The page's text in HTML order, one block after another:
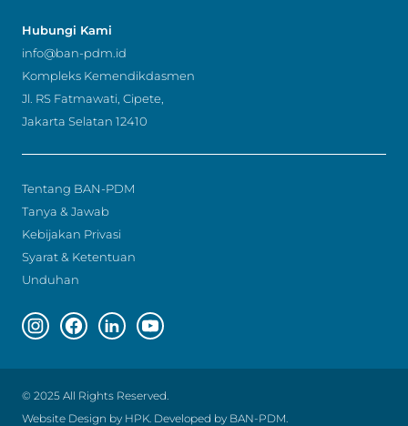
Hubungi Kami
info@ban-pdm.id
Kompleks Kemendikdasmen
Jl. RS Fatmawati, Cipete,
Jakarta Selatan 12410
Tentang BAN-PDM
Tanya & Jawab
Kebijakan Privasi
Syarat & Ketentuan
Unduhan
© 2025 All Rights Reserved.
Website Design by HPK. Developed by BAN-PDM.